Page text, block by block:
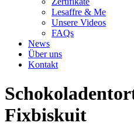
Lesaffre & Me
Unsere Videos
FAQs
News
Über uns
Kontakt
Fixbiskuit